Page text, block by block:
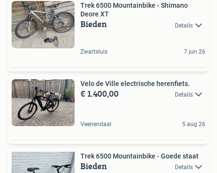
Trek 6500 Mountainbike - Shimano
Deore XT
Bieden Details
Zwartsluis 7 jun 26
Velo de Ville electrische herenfiets.
€ 1.400,00 Details
Veenendaal 5 aug 26
Trek 6500 Mountainbike - Goede staat
Bieden Details